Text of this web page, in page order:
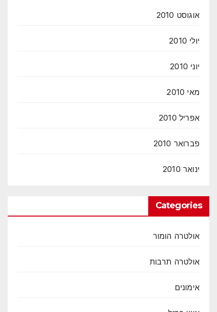
אוגוסט 2010
יולי 2010
יוני 2010
מאי 2010
אפריל 2010
פברואר 2010
ינואר 2010
Categories
אולטרה הומור
אולטרה תרבות
אימונים